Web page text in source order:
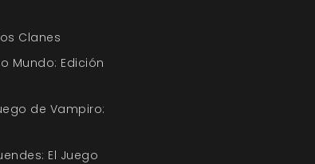
Clanes
Mundo: Edición
de Vampiro:
El Juego